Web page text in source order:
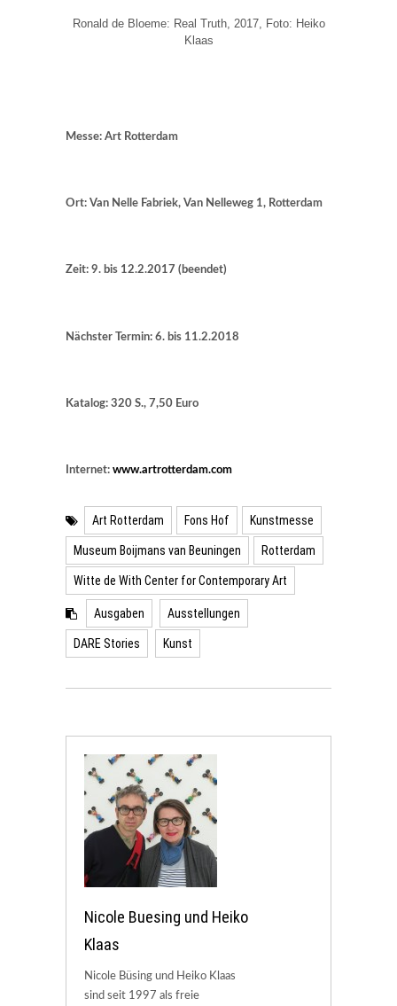
Ronald de Bloeme: Real Truth, 2017, Foto: Heiko
Klaas
Messe: Art Rotterdam
Ort: Van Nelle Fabriek, Van Nelleweg 1, Rotterdam
Zeit: 9. bis 12.2.2017 (beendet)
Nächster Termin: 6. bis 11.2.2018
Katalog: 320 S., 7,50 Euro
Internet: www.artrotterdam.com
Art Rotterdam Fons Hof Kunstmesse
Museum Boijmans van Beuningen Rotterdam
Witte de With Center for Contemporary Art
Ausgaben Ausstellungen
DARE Stories Kunst
Nicole Buesing und Heiko
Klaas
Nicole Büsing und Heiko Klaas
sind seit 1997 als freie